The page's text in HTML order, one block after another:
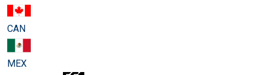
CAN
MEX